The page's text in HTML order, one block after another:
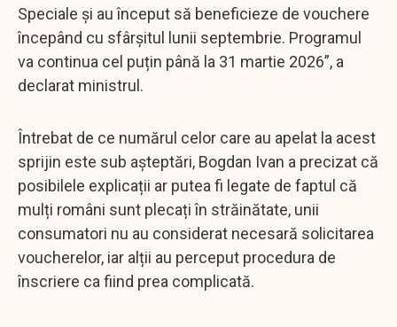
Speciale și au început să beneficieze de vouchere
începând cu sfârșitul lunii septembrie. Programul
va continua cel puțin până la 31 martie 2026”, a
declarat ministrul.
Întrebat de ce numărul celor care au apelat la acest
sprijin este sub așteptări, Bogdan Ivan a precizat că
posibilele explicații ar putea fi legate de faptul că
mulți români sunt plecați în străinătate, unii
consumatori nu au considerat necesară solicitarea
voucherelor, iar alții au perceput procedura de
înscriere ca fiind prea complicată.